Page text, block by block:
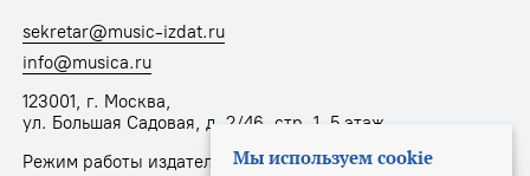
sekretar@music-izdat.ru
info@musica.ru
123001, г. Москва,
ул. Большая Садовая, д. 2/46, стр. 1, 5 этаж
Режим работы издательства:Мы используем cookie